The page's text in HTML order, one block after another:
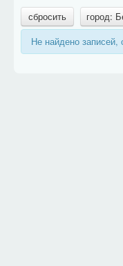
сбросить
город:
Не найдено